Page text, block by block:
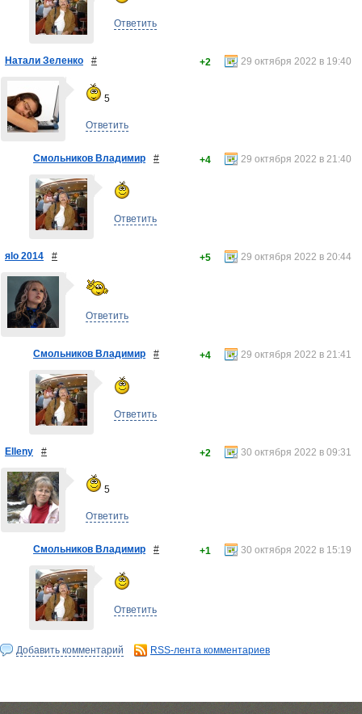
Ответить
Натали Зеленко # 29 октября 2022 в 19:40
+2
5
Ответить
Смольников Владимир # 29 октября 2022 в 21:40
+4
Ответить
яlo 2014 # 29 октября 2022 в 20:44
+5
Ответить
Смольников Владимир # 29 октября 2022 в 21:41
+4
Ответить
Elleny # 30 октября 2022 в 09:31
+2
5
Ответить
Смольников Владимир # 30 октября 2022 в 15:19
+1
Ответить
Добавить комментарий RSS-лента комментариев